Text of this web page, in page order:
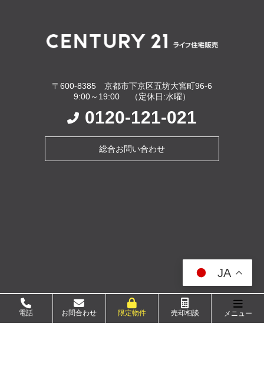
〒600-8385 京都市下京区五坊大宮町96-6
9:00～19:00 （定休日:水曜）
0120-121-021
総合お問い合わせ
電話 お問合わせ 限定物件 売却相談 メニュー
JA